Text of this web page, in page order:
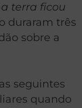
terra ficou
duraram três
sobre a
seguintes
quando